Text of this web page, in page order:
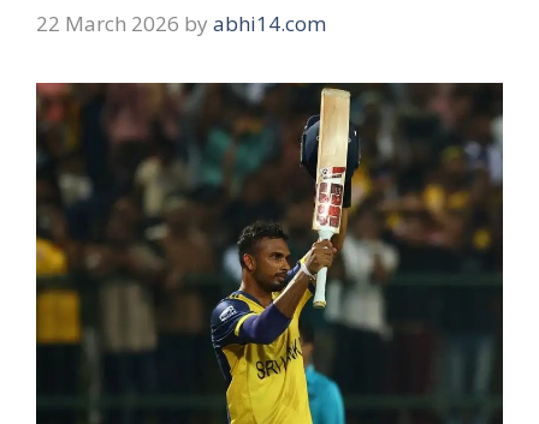
22 March 2026 by abhi14.com